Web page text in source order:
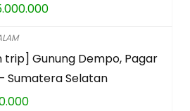
trip] Gunung Dempo, Pagar
Sumatera Selatan